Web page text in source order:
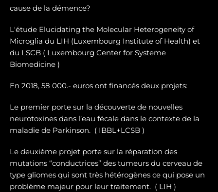
cause de la démence?
L'étude Elucidating the Molecular Heterogeneity of
Microglia du LIH (Luxembourg Institute of Health) et
du LSCB ( Luxembourg Center for Systeme
Biomedicine )
En 2018, 58 000.- euros ont financés deux projets:
Le premier porte sur la découverte de nouvelles
neurotoxines dans l’eau fécale dans le contexte de la
maladie de Parkinson. ( IBBL+LCSB )
Le deuxième projet porte sur la réparation des
mutations “conductrices” des tumeurs du cerveau de
type gliomes qui sont très hétérogènes ce qui pose un
problème majeur pour leur traitement. ( LIH )